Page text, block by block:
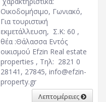
Οικοδομήσιμο, Γωνιακό,
Για τουριστική
εκμετάλλευση, Σ.Κ: 60 ,
θέα :Θάλασσα Εντός
οικισμού Efzin Real estate
properties , Τηλ: 2821 0
28141, 27845, info@efzin-
property.gr
Λεπτομέρειες